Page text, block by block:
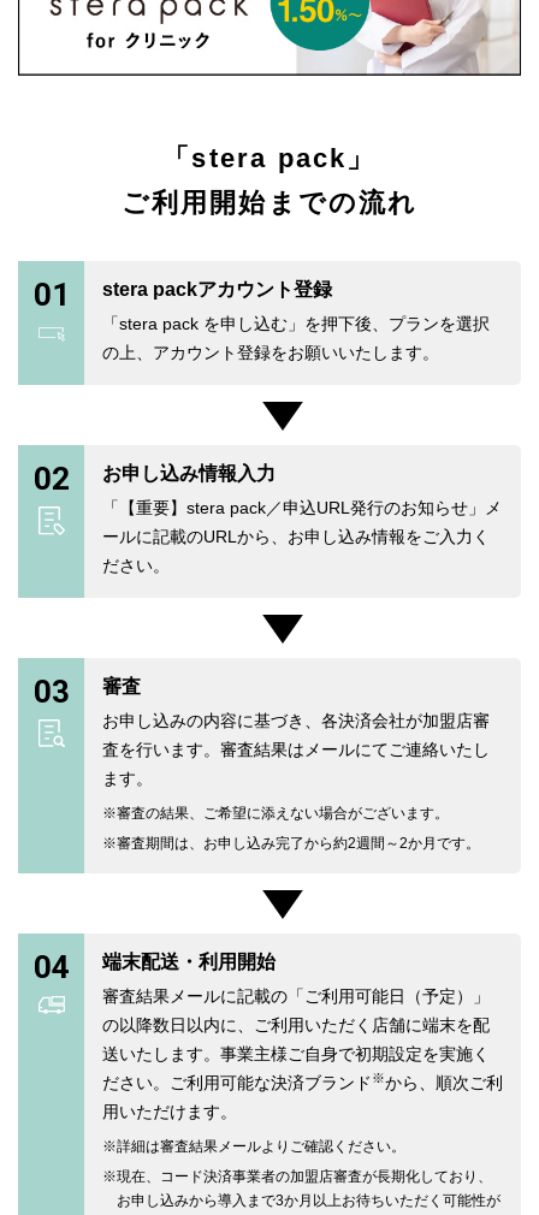
「stera pack」
ご利用開始までの流れ
01 stera packアカウント登録
「stera pack を申し込む」を押下後、プランを選択
の上、アカウント登録をお願いいたします。
02 お申し込み情報入力
「【重要】stera pack／申込URL発行のお知らせ」メ
ールに記載のURLから、お申し込み情報をご入力く
ださい。
03 審査
お申し込みの内容に基づき、各決済会社が加盟店審
査を行います。審査結果はメールにてご連絡いたし
ます。
審査の結果、ご希望に添えない場合がございます。
審査期間は、お申し込み完了から約2週間～2か月です。
04 端末配送・利用開始
審査結果メールに記載の「ご利用可能日（予定）」
の以降数日以内に、ご利用いただく店舗に端末を配
送いたします。事業主様ご自身で初期設定を実施く
ださい。ご利用可能な決済ブランド ※から、順次ご利
用いただけます。
詳細は審査結果メールよりご確認ください。
現在、コード決済事業者の加盟店審査が長期化しており、
お申し込みから導入まで3か月以上お待ちいただく可能性が